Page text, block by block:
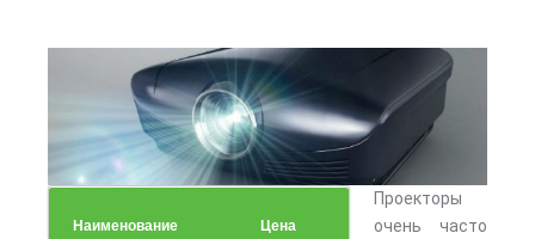
Наименование
Цена
Проекторы
очень часто